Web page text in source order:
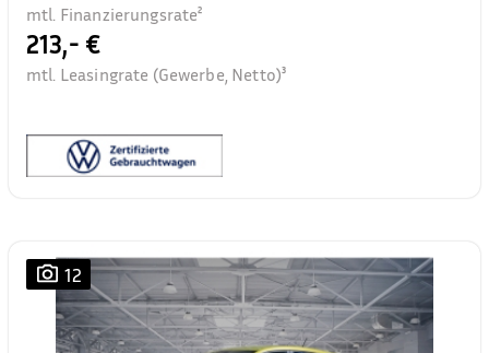
mtl. Finanzierungsrate²
213,- €
mtl. Leasingrate (Gewerbe, Netto)³
12